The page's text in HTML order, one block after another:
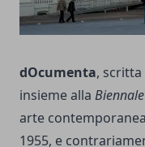
dOcumenta,
insieme alla
arte
1955, e